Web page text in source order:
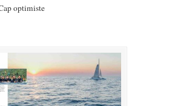
optimiste